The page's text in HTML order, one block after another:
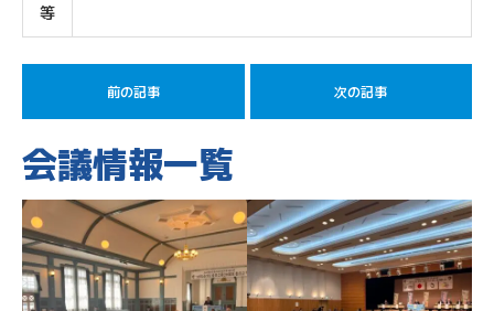
等
前の記事 次の記事
会議情報一覧